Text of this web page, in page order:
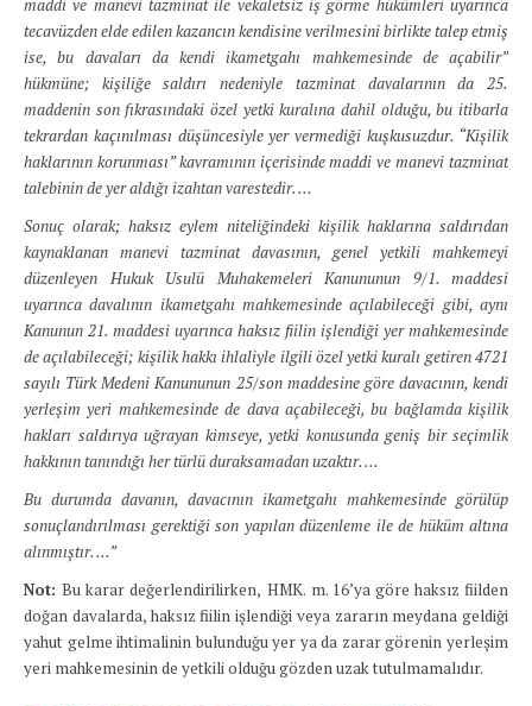
maddi ve manevi tazminat ile vekaletsiz iş görme hükümleri uyarınca
tecavüzden elde edilen kazancın kendisine verilmesini birlikte talep etmiş
ise, bu davaları da kendi ikametgahı mahkemesinde de açabilir”
hükmüne; kişiliğe saldırı nedeniyle tazminat davalarının da 25.
maddenin son fıkrasındaki özel yetki kuralına dahil olduğu, bu itibarla
tekrardan kaçınılması düşüncesiyle yer vermediği kuşkusuzdur. “Kişilik
haklarının korunması” kavramının içerisinde maddi ve manevi tazminat
talebinin de yer aldığı izahtan varestedir. …
Sonuç olarak; haksız eylem niteliğindeki kişilik haklarına saldırıdan
kaynaklanan manevi tazminat davasının, genel yetkili mahkemeyi
düzenleyen Hukuk Usulü Muhakemeleri Kanununun 9/1. maddesi
uyarınca davalının ikametgahı mahkemesinde açılabileceği gibi, aynı
Kanunun 21. maddesi uyarınca haksız fiilin işlendiği yer mahkemesinde
de açılabileceği; kişilik hakkı ihlaliyle ilgili özel yetki kuralı getiren 4721
sayılı Türk Medeni Kanununun 25/son maddesine göre davacının, kendi
yerleşim yeri mahkemesinde de dava açabileceği, bu bağlamda kişilik
hakları saldırıya uğrayan kimseye, yetki konusunda geniş bir seçimlik
hakkının tanındığı her türlü duraksamadan uzaktır. …
Bu durumda davanın, davacının ikametgahı mahkemesinde görülüp
sonuçlandırılması gerektiği son yapılan düzenleme ile de hüküm altına
alınmıştır. …”
Not:Bu karar değerlendirilirken, HMK. m. 16’ya göre haksız fiilden
doğan davalarda, haksız fiilin işlendiği veya zararın meydana geldiği
yahut gelme ihtimalinin bulunduğu yer ya da zarar görenin yerleşim
yeri mahkemesinin de yetkili olduğu gözden uzak tutulmamalıdır.